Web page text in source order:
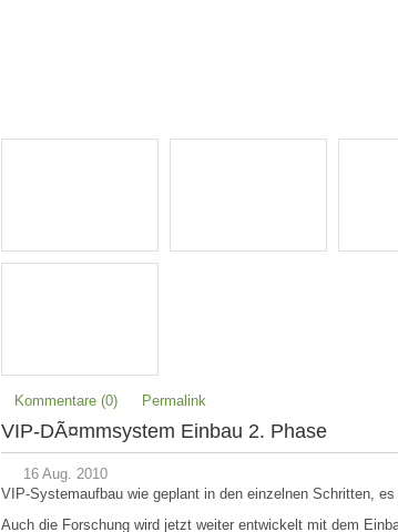
Kommentare (0) Permalink
VIP-DÃ¤mmsystem Einbau 2. Phase
16 Aug. 2010
VIP-Systemaufbau wie geplant in den einzelnen Schritten,
Auch die Forschung wird jetzt weiter entwickelt mit dem